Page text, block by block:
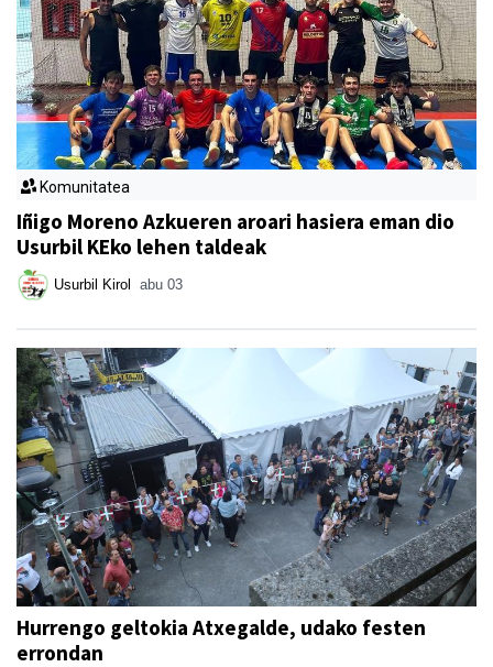
Komunitatea
Iñigo Moreno Azkueren aroari hasiera eman dio
Usurbil KEko lehen taldeak
Usurbil Kirol abu 03
Hurrengo geltokia Atxegalde, udako festen
errondan